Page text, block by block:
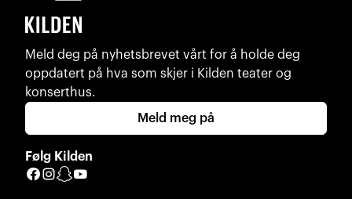
Meld deg på nyhetsbrevet vårt for å holde deg
oppdatert på hva som skjer i Kilden teater og
konserthus.
Meld meg på
Følg Kilden
Facebook
Instagram
Snapchat